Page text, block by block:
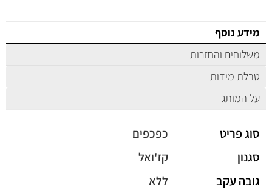
מידע נוסף
משלוחים והחזרות
טבלת מידות
על המותג
סוג פריט
כפכפים
סגנון
קז'ואל
גובה עקב
ללא